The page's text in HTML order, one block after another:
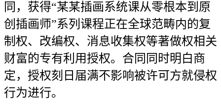
同，获得“某某插画系统课从零根本到原
创插画师”系列课程正在全球范畴内的复
制权、改编权、消息收集权等著做权相关
财富的专有利用授权。合同同时明白商
定，授权刻日届满不影响被许可方就侵权
行为进行。